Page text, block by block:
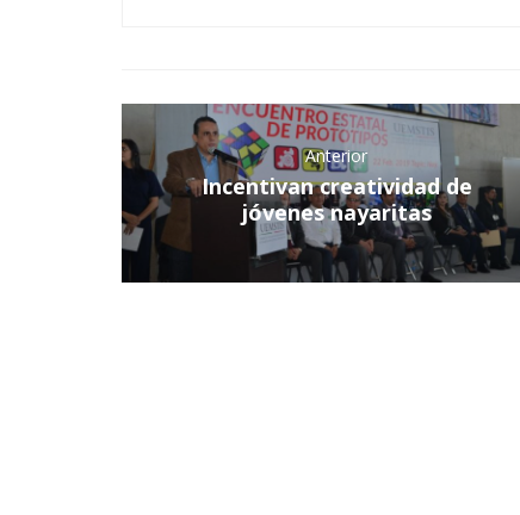
Anterior
Incentivan creatividad de
jóvenes nayaritas